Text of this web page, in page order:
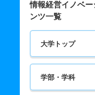
情報経営イノベ
ンツ一覧
大学トップ
学部・学科